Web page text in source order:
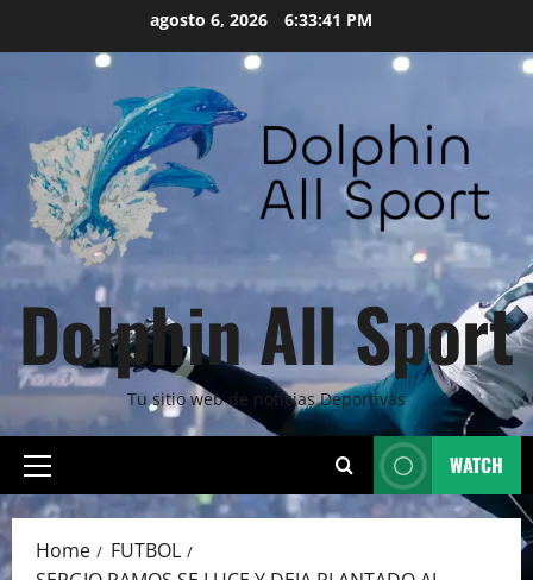
agosto 6, 2026 6:33:43 PM
Dolphin All Sport
Tu sitio web de noticias Deportivas
Primary
Menu
WATCH
Home
FUTBOL